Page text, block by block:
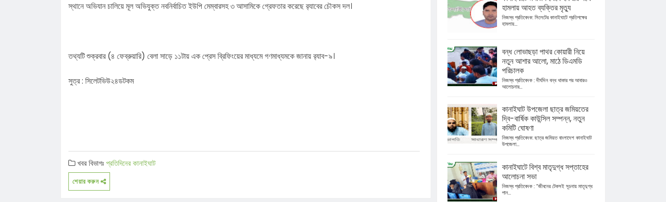
স্থানে অভিযান চালিয়ে মূল অভিযুক্ত নবনির্বাচিত ইউপি মেম্বারসহ ৩ আসামিকে গ্রেফতার করেছে র‍্যাবের চৌকস দল।
তথ্যটি শুক্রবার (৪ ফেব্রুয়ারি) বেলা সাড়ে ১১টায় এক প্রেস ব্রিফিংয়ের মাধ্যমে গণমাধ্যমকে জানায় র‍্যাব-৯।
সুত্র : সিলেটভিউ২৪ডটকম
খবর বিভাগঃপ্রতিদিনের কানাইঘাট
শেয়ার করুন
হামলায় আহত ব্যক্তির মৃত্যু
নিজস্ব প্রতিবেদক: সিলেটের কানাইঘাটে প্রতিপক্ষের
হামলায়...
বন্ধ লোভাছড়া পাথর কোয়ারী নিয়ে
নতুন আশার আলো, মাঠে ডিএমডি
পরিচালক
নিজস্ব প্রতিবেদক : দীর্ঘদিন বন্ধ থাকার পর আবারও
আলোচনার...
কানাইঘাট উপজেলা ছাত্র জমিয়তের
দ্বি-বার্ষিক কাউন্সিল সম্পন্ন, নতুন
কমিটি ঘোষণা
নিজস্ব প্রতিবেদক: ছাত্র জমিয়ত বাংলাদেশ কানাইঘাট
উপজেলা...
কানাইঘাটে বিশ্ব মাতৃদুগ্ধ সপ্তাহের
আলোচনা সভা
নিজস্ব প্রতিবেদক : “জীবনের টেকসই সূচনায় মাতৃদুগ্ধ
পান...